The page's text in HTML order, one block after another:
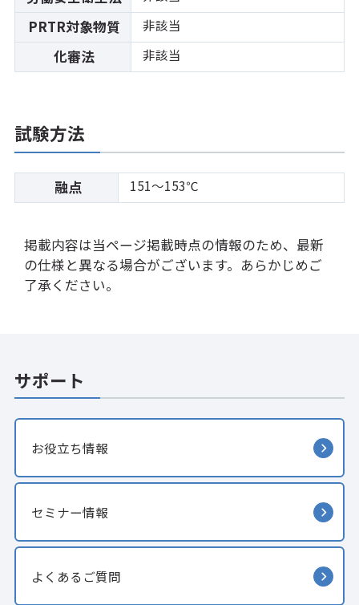
PRTR対象物質 非該当
化審法 非該当
試験方法
融点 151～153℃
掲載内容は当ページ掲載時点の情報のため、最新
の仕様と異なる場合がございます。あらかじめご
了承ください。
サポート
お役立ち情報
セミナー情報
よくあるご質問